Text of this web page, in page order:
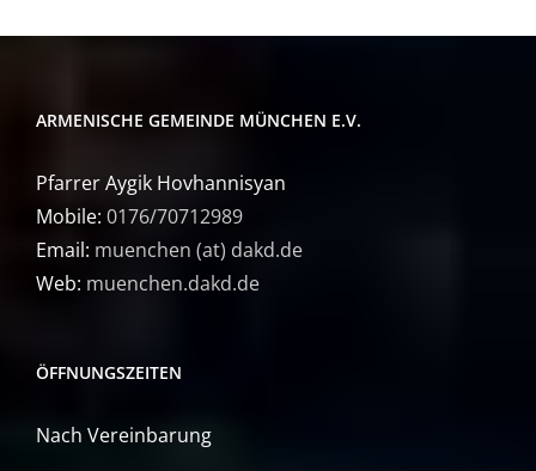
ARMENISCHE GEMEINDE MÜNCHEN E.V.
Pfarrer Aygik Hovhannisyan
Mobile: 0176/70712989
Email: muenchen (at) dakd.de
Web: muenchen.dakd.de
ÖFFNUNGSZEITEN
Nach Vereinbarung